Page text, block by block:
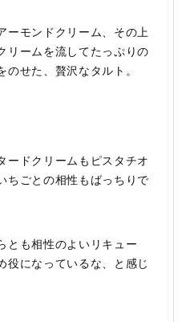
ーモンドクリーム、その上
リームを流してたっぷりの
のせた、贅沢なタルト。
ードクリームもピスタチオ
ちごとの相性もばっちりで
とも相性のよいリキュー
役になっているな、と感じ